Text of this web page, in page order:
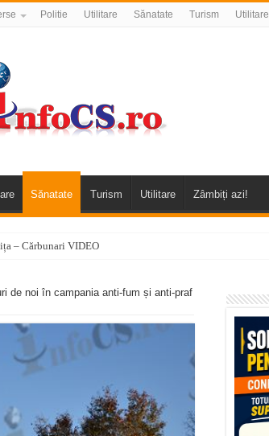
Politie Utilitare Sănatate Turism Utilitare
Sănatate Turism Utilitare Zâmbiți azi!
– Cărbunari VIDEO
– avarie
Herculane
un izvor de sănătate VIDEO
la Carașova VIDEO
str. Văliugului și Plastomet
avarie – Calea Severinului
de noi în campania anti-fum și anti-praf